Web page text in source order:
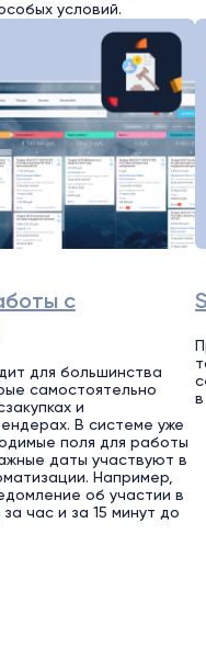
условий.
с
для большинства
самостоятельно
и
В системе уже
поля для работы
даты участвуют в
Например,
об участии в
час и за 15 минут до